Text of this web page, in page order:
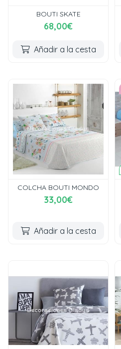
BOUTI SKATE
68,00€
Añadir a la cesta
COLCHA BOUTI MONDO
33,00€
Añadir a la cesta